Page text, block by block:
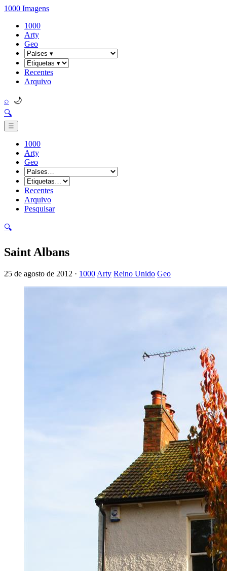
1000 Imagens
1000
Arty
Geo
Recentes
Arquivo
⌕ 🌙
🔍
☰
1000
Arty
Geo
Recentes
Arquivo
Pesquisar
🔍
Saint Albans
25 de agosto de 2012 · 1000 Arty Reino Unido Geo